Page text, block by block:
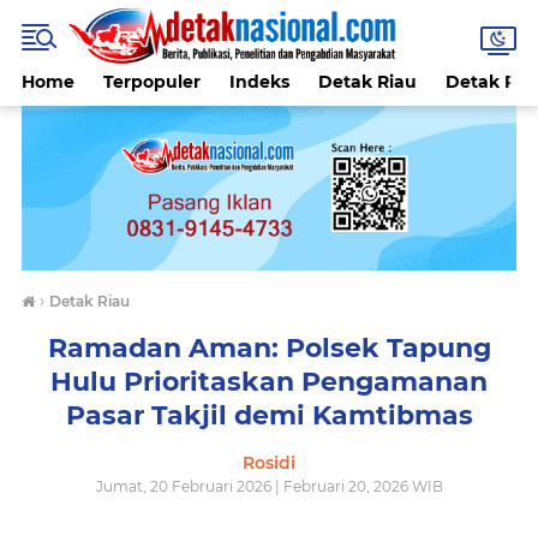
Home Terpopuler Indeks Detak Riau Detak
› Detak Riau
Ramadan Aman: Polsek Tapung
Hulu Prioritaskan Pengamanan
Pasar Takjil demi Kamtibmas
Rosidi
Jumat, 20 Februari 2026 | Februari 20, 2026 WIB